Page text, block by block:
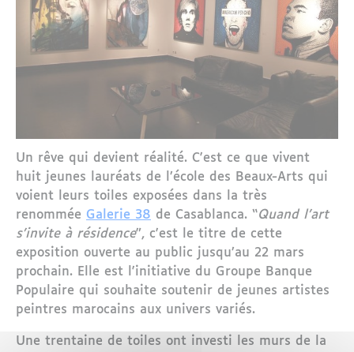
Un rêve qui devient réalité. C'est ce que vivent
huit jeunes lauréats de l’école des Beaux-Arts qui
voient leurs toiles exposées dans la très
renommée Galerie 38 de Casablanca. “Quand l’art
s’invite à résidence”, c'est le titre de cette
exposition ouverte au public jusqu’au 22 mars
prochain. Elle est l'initiative du Groupe Banque
Populaire qui souhaite soutenir de jeunes artistes
peintres marocains aux univers variés.
Une trentaine de toiles ont investi les murs de la